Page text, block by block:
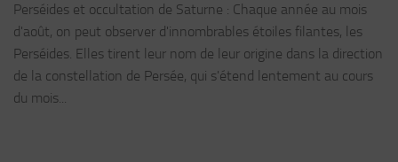
Perséides et occultation de Saturne : Chaque année au mois
d'août, on peut observer d'innombrables étoiles filantes, les
Perséides. Elles tirent leur nom de leur origine dans la direction
de la constellation de Persée, qui s'étend lentement au cours
du mois...